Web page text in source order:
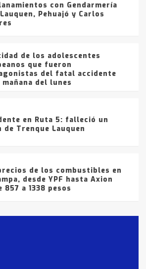
con Gendarmería
Pehuajó y Carlos
de los adolescentes
que fueron
del fatal accidente
mañana del lunes
en Ruta 5: falleció un
de Trenque Lauquen
de los combustibles en
desde YPF hasta Axion
857 a 1338 pesos